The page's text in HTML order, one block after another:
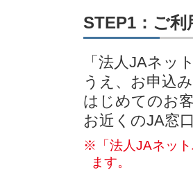
STEP1：ご利
「法人JAネッ
うえ、お申込
はじめてのお
お近くのJA窓
※「法人JAネット
ます。